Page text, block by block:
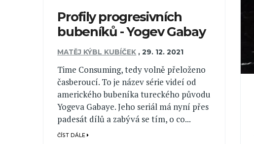
Profily progresivních
bubeníků - Yogev Gabay
MATĚJ KÝBL KUBÍČEK ,29. 12. 2021
Time Consuming, tedy volně přeloženo
časberoucí. To je název série videí od
amerického bubeníka tureckého původu
Yogeva Gabaye. Jeho seriál má nyní přes
padesát dílů a zabývá se tím, o co...
ČÍST DÁLE